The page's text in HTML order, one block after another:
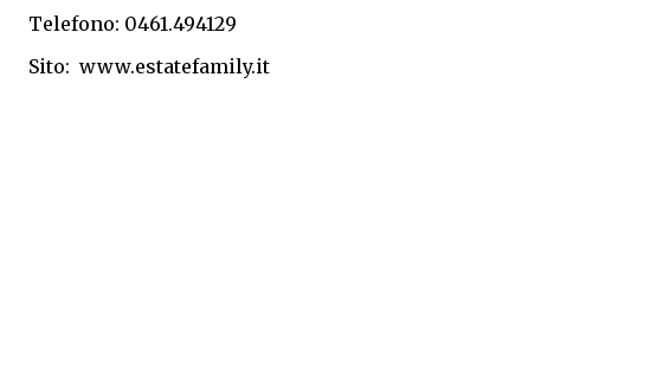
Telefono: 0461.494129
Sito: www.estatefamily.it